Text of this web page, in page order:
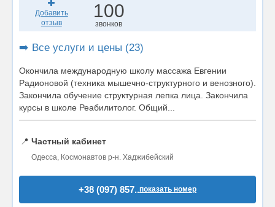
Добавить
отзыв
100
звонков
➡️ Все услуги и цены (23)
Окончила международную школу массажа Евгении
Радионовой (техника мышечно-структурного и венозного).
Закончила обучение структурная лепка лица. Закончила
курсы в школе Реабилитолог. Общий...
📍 Частный кабинет
Одесса, Космонавтов р-н. Хаджибейский
+38 (097) 857..показать номер